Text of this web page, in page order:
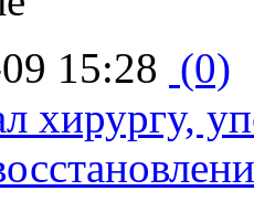
15:28 (0)
хирургу,